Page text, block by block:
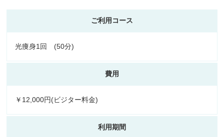
ご利用コース
光痩身1回 (50分)
費用
￥12,000円(ビジター料金)
利用期間